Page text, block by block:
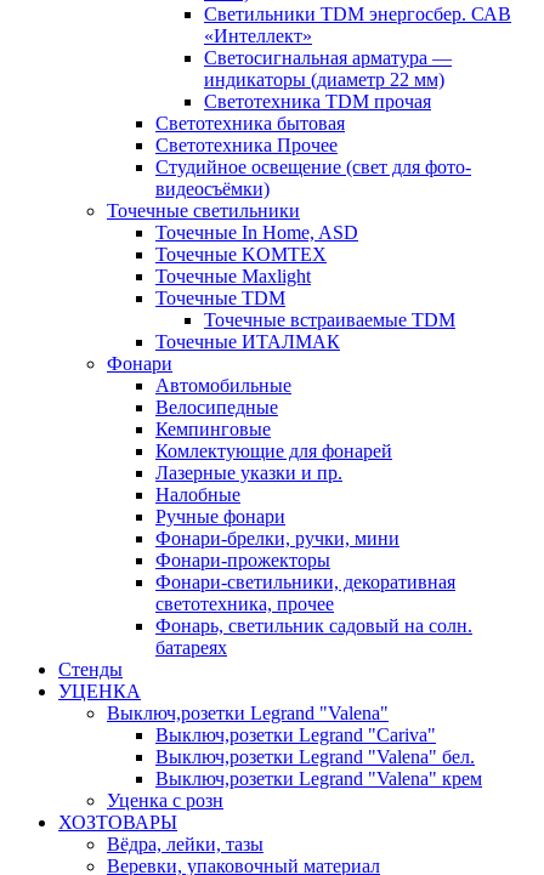
Светильники TDM энергосбер. САВ
«Интеллект»
Светосигнальная арматура —
индикаторы (диаметр 22 мм)
Светотехника TDM прочая
Светотехника бытовая
Светотехника Прочее
Студийное освещение (свет для фото-
видеосъёмки)
Точечные светильники
Точечные In Home, ASD
Точечные KOMTEX
Точечные Maxlight
Точечные TDM
Точечные встраиваемые TDM
Точечные ИТАЛМАК
Фонари
Автомобильные
Велосипедные
Кемпинговые
Комлектующие для фонарей
Лазерные указки и пр.
Налобные
Ручные фонари
Фонари-брелки, ручки, мини
Фонари-прожекторы
Фонари-светильники, декоративная
светотехника, прочее
Фонарь, светильник садовый на солн.
батареях
Стенды
УЦЕНКА
Выключ,розетки Legrand "Valena"
Выключ,розетки Legrand "Cariva"
Выключ,розетки Legrand "Valena" бел.
Выключ,розетки Legrand "Valena" крем
Уценка с розн
ХОЗТОВАРЫ
Вёдра, лейки, тазы
Веревки, упаковочный материал